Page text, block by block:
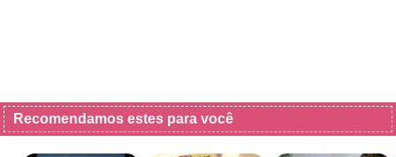
Recomendamos estes para você